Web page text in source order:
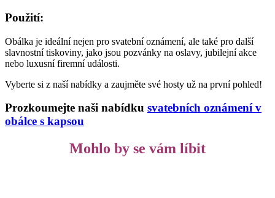
Použití:
Obálka je ideální nejen pro svatební oznámení, ale také pro další
slavnostní tiskoviny, jako jsou pozvánky na oslavy, jubilejní akce
nebo luxusní firemní události.
Vyberte si z naší nabídky a zaujměte své hosty už na první pohled!
Prozkoumejte naši nabídku svatebních oznámení v
obálce s kapsou
Mohlo by se vám líbit